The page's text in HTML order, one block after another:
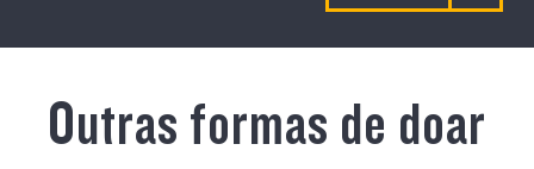
Outras formas de doar